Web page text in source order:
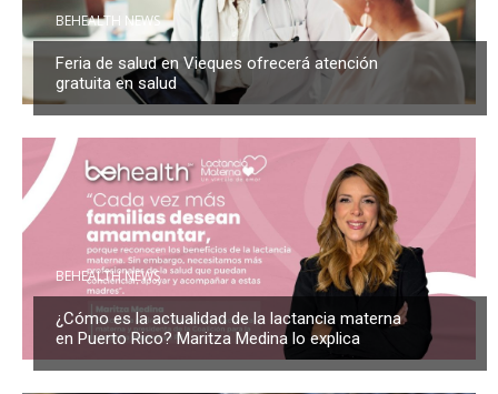
BEHEALTH NEWS
Feria de salud en Vieques ofrecerá atención
gratuita en salud
BEHEALTH NEWS
¿Cómo es la actualidad de la lactancia materna
en Puerto Rico? Maritza Medina lo explica